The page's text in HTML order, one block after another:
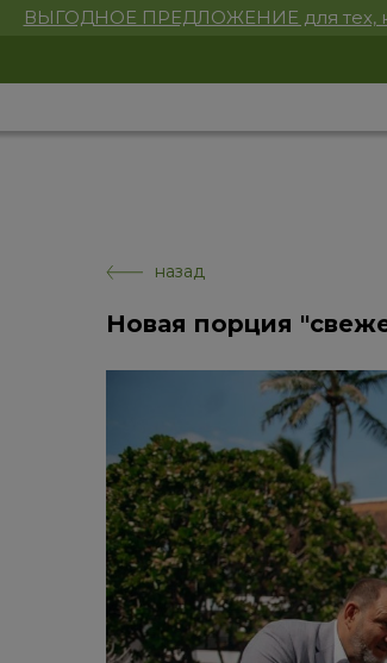
ВЫГОДНОЕ ПРЕДЛОЖЕНИЕ для тех,
назад
Новая порция